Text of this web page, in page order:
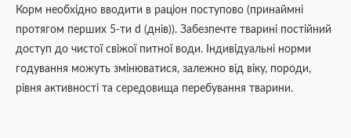
Корм необхідно вводити в раціон поступово (принаймні
протягом перших 5-ти d (днів)). Забезпечте тварині постійний
доступ до чистої свіжої питної води. Індивідуальні норми
годування можуть змінюватися, залежно від віку, породи,
рівня активності та середовища перебування тварини.